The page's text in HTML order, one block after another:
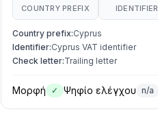
COUNTRY PREFIX IDENTIFIER
Country prefix:Cyprus
Identifier:Cyprus VAT identifier
Check letter:Trailing letter
Μορφή ✓ Ψηφίο ελέγχου n/a